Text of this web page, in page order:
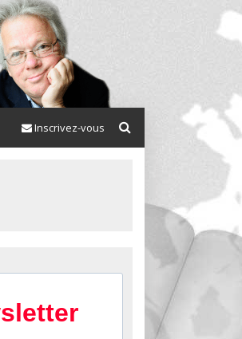
Inscrivez-vous